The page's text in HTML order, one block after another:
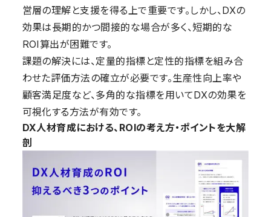
営層の理解と支援を得る上で重要です。しかし、DXの
効果は長期的かつ間接的な場合が多く、短期的な
ROI算出が困難です。
課題の解決には、定量的指標と定性的指標を組み合
わせた評価方法の確立が必要です。生産性向上率や
顧客満足度など、多角的な指標を用いてDXの効果を
可視化する方法が有効です。
DX人材育成における、ROIの考え方・ポイントを大解
剖